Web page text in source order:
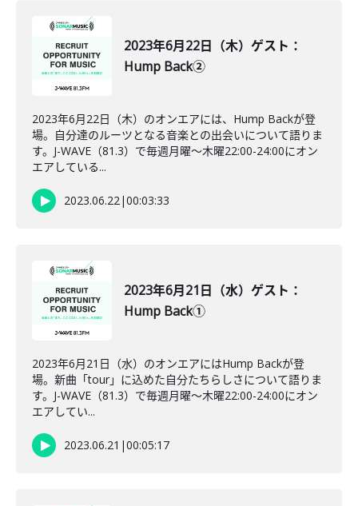
2023年6月22日（木）ゲスト：
Hump Back②
2023年6月22日（木）のオンエアには、Hump Backが登
場。自分達のルーツとなる音楽との出会いについて語りま
す。J-WAVE（81.3）で毎週月曜～木曜22:00-24:00にオン
エアしている...
2023.06.22|00:03:33
2023年6月21日（水）ゲスト：
Hump Back①
2023年6月21日（水）のオンエアにはHump Backが登
場。新曲「tour」に込めた自分たちらしさについて語りま
す。J-WAVE（81.3）で毎週月曜～木曜22:00-24:00にオン
エアしてい...
2023.06.21 |00:05:17